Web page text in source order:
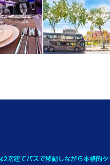
2階建てバスで移動しながら本格的